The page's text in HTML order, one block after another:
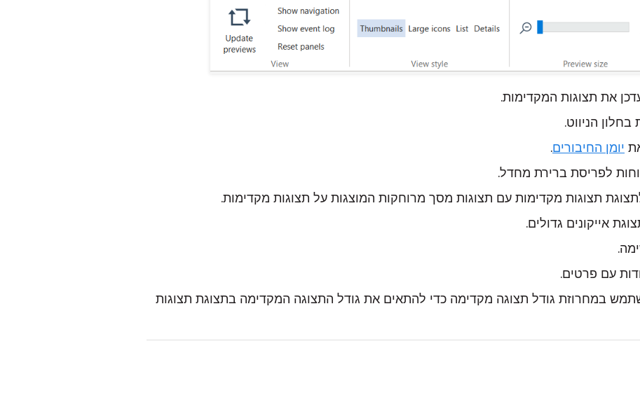
את תצוגות המקדימות.
הניווט.
יומן החיבורים.
לפריסת ברירת מחדל.
תצוגות מקדימות עם תצוגות מסך מרוחקות המוצגות על תצוגות מקדימות.
אייקונים גדולים.
עם פרטים.
במחרוזת גודל תצוגה מקדימה כדי להתאים את גודל התצוגה המקדימה בתצוגת תצוגות